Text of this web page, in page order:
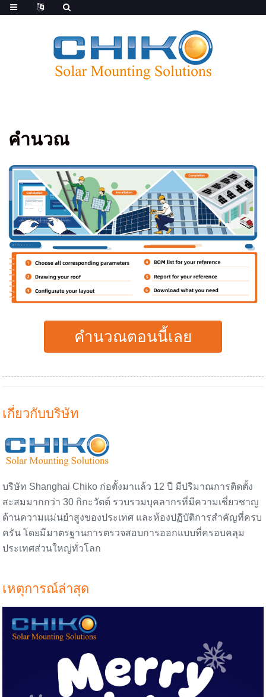
คำนวณ
คำนวณตอนนี้เลย
เกี่ยวกับบริษัท
บริษัท Shanghai Chiko ก่อตั้งมาแล้ว 12 ปี มีปริมาณการติดตั้ง
สะสมมากกว่า 30 กิกะวัตต์ รวบรวมบุคลากรที่มีความเชี่ยวชาญ
ด้านความแม่นยำสูงของประเทศ และห้องปฏิบัติการสำคัญที่ครบ
ครัน โดยมีมาตรฐานการตรวจสอบการออกแบบที่ครอบคลุม
ประเทศส่วนใหญ่ทั่วโลก
เหตุการณ์ล่าสุด